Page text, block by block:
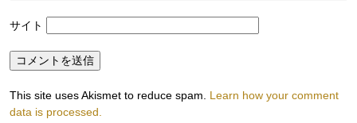
サイト
This site uses Akismet to reduce spam. Learn how your comment
data is processed.